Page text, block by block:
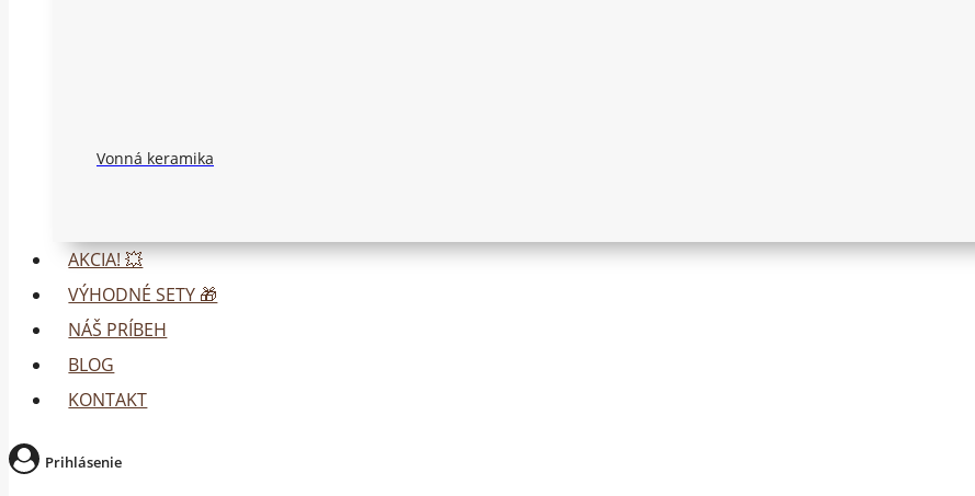
Vonná keramika
AKCIA! 💥
VÝHODNÉ SETY 🎁
NÁŠ PRÍBEH
BLOG
KONTAKT
Prihlásenie